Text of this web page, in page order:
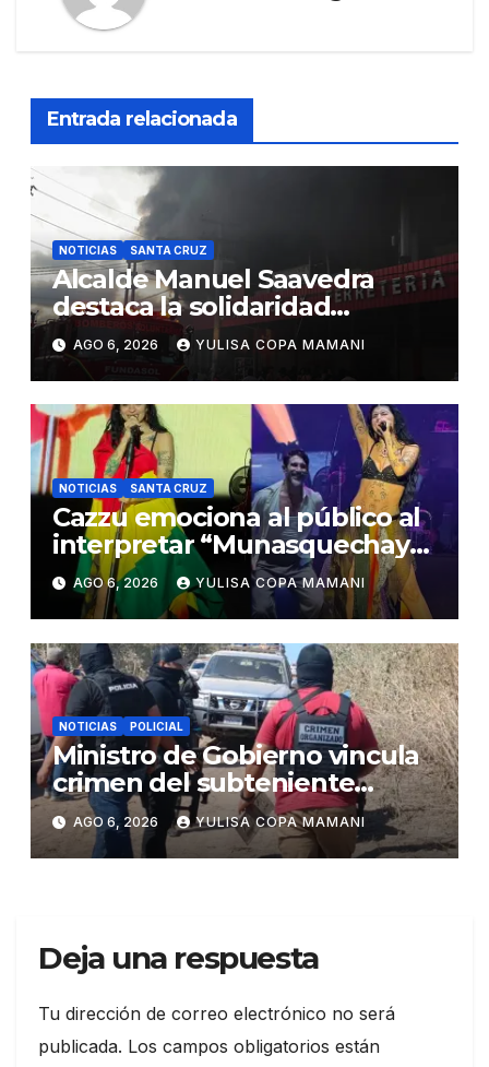
Entrada relacionada
NOTICIAS SANTA CRUZ
Alcalde Manuel Saavedra
destaca la solidaridad
durante la emergencia en
Barrio Lindo
AGO 6, 2026 YULISA COPA MAMANI
NOTICIAS SANTA CRUZ
Cazzu emociona al público al
interpretar “Munasquechay”
en su concierto en Santa Cruz
AGO 6, 2026 YULISA COPA MAMANI
NOTICIAS POLICIAL
Ministro de Gobierno vincula
crimen del subteniente
Salazar con la red de
Sebastián Marset
AGO 6, 2026 YULISA COPA MAMANI
Deja una respuesta
Tu dirección de correo electrónico no será
publicada. Los campos obligatorios están